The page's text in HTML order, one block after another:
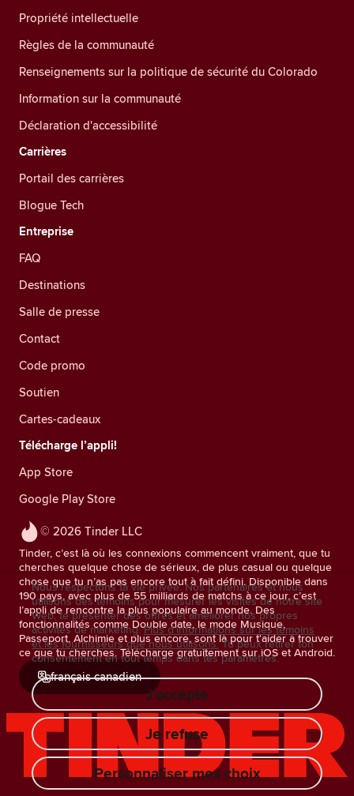
© 2026 Tinder LLC
Tinder, c’est là où les connexions commencent vraiment, que tu
cherches quelque chose de sérieux, de plus casual ou quelque
chose que tu n’as pas encore tout à fait défini. Disponible dans
190 pays, avec plus de 55 milliards de matchs à ce jour, c’est
l’appli de rencontre la plus populaire au monde. Des
fonctionnalités comme Double date, le mode Musique,
Passeport, Alchimie et plus encore, sont là pour t'aider à trouver
ce que tu cherches. Télécharge gratuitement sur iOS et Android.
français canadien
Propriété intellectuelle
Règles de la communauté
Renseignements sur la politique de sécurité du Colorado
Information sur la communauté
Déclaration d'accessibilité
Carrières
Portail des carrières
Blogue Tech
Entreprise
FAQ
Destinations
Salle de presse
Contact
Code promo
Soutien
Cartes-cadeaux
Télécharge l’appli!
App Store
Google Play Store
Nous respectons ta vie privée. Nos partenaires et nous
utilisons des témoins pour mesurer les visites de notre site
Web, te présenter des offres et améliorer nos propres
activités de marketing. Plus d'informations sur les témoins
et les fournisseurs que nous utilisons. Tu peux retirer ton
consentement en tout temps dans tes paramètres.
J'accepte
Je refuse
Personnaliser mes choix